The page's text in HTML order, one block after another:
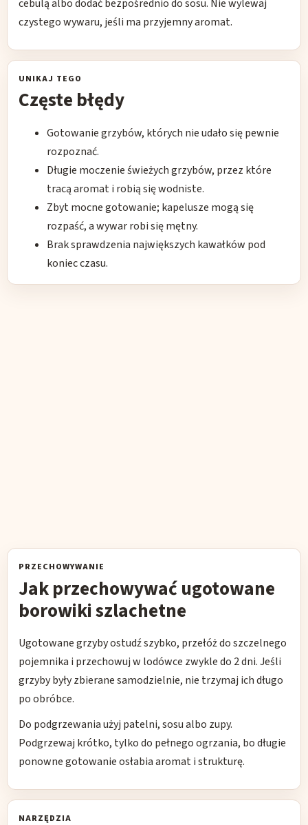
cebulą albo dodać bezpośrednio do sosu. Nie wylewaj
czystego wywaru, jeśli ma przyjemny aromat.
UNIKAJ TEGO
Częste błędy
Gotowanie grzybów, których nie udało się pewnie
rozpoznać.
Długie moczenie świeżych grzybów, przez które
tracą aromat i robią się wodniste.
Zbyt mocne gotowanie; kapelusze mogą się
rozpaść, a wywar robi się mętny.
Brak sprawdzenia największych kawałków pod
koniec czasu.
PRZECHOWYWANIE
Jak przechowywać ugotowane
borowiki szlachetne
Ugotowane grzyby ostudź szybko, przełóż do szczelnego
pojemnika i przechowuj w lodówce zwykle do 2 dni. Jeśli
grzyby były zbierane samodzielnie, nie trzymaj ich długo
po obróbce.
Do podgrzewania użyj patelni, sosu albo zupy.
Podgrzewaj krótko, tylko do pełnego ogrzania, bo długie
ponowne gotowanie osłabia aromat i strukturę.
NARZĘDZIA